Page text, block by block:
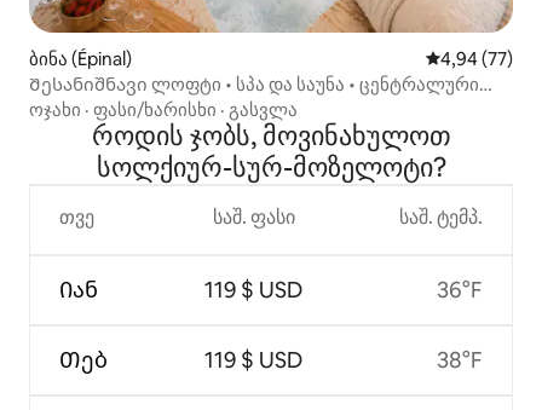
ბინა (Épinal) საშუალო
4,94 (77)
Შესანიშნავი ლოფტი • სპა და საუნა • ცენტრალური
ადგილი
ოჯახი · ფასი/ხარისხი · გასვლა
როდის ჯობს, მოვინახულოთ
სოლქიურ-სურ-მოზელოტი?
თვე
Იან
Თებ
საშ. ფასი
119 $ USD
119 $ USD
საშ. ტემპ.
36°F
38°F